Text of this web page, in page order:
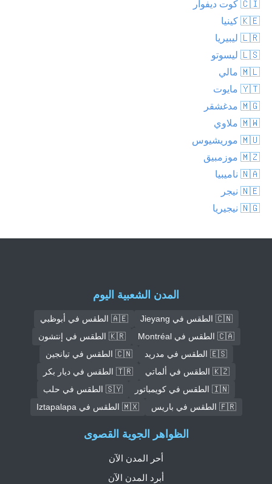
🇨🇮 كوت ديفوار
🇰🇪 كينيا
🇱🇷 ليبيريا
🇱🇸 ليسوتو
🇲🇱 مالي
🇾🇹 مايوت
🇲🇬 مدغشقر
🇲🇼 ملاوي
🇲🇺 موريشيوس
🇲🇿 موزمبيق
🇳🇦 ناميبيا
🇳🇪 نيجر
🇳🇬 نيجيريا
المدن الشعبية اليوم
🇨🇳 الطقس في Jieyang
🇦🇪 الطقس في أبوظبي
🇨🇦 الطقس في Montréal
🇰🇷 الطقس في إنتشون
🇪🇸 الطقس في مدريد
🇨🇳 الطقس في تيانجين
🇰🇿 الطقس في ألماتي
🇹🇷 الطقس في ديار بكر
🇮🇳 الطقس في كويمباتور
🇸🇾 الطقس في حلب
🇫🇷 الطقس في باريس
🇲🇽 الطقس في Iztapalapa
الظواهر الجوية القصوى
أحر المدن الآن
أبرد المدن الآن